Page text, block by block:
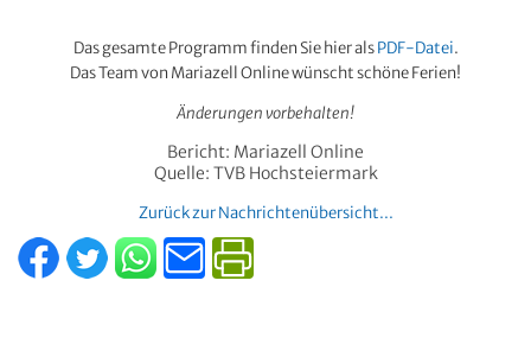
Das gesamte Programm finden Sie hier alsPDF-Datei.
Das Team von Mariazell Online wünscht schöne Ferien!
Änderungen vorbehalten!
Bericht: Mariazell Online
Quelle: TVB Hochsteiermark
Zurück zur Nachrichtenübersicht...